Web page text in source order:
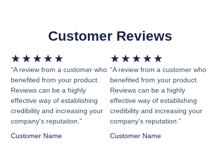
Customer Reviews
★ ★ ★ ★ ★
con
5
de
5
“A review from a customer who
benefited from your product.
Reviews can be a highly
effective way of establishing
credibility and increasing your
company's reputation.”
Customer Name
★ ★ ★ ★ ★
con
5
de
5
“A review from a customer who
benefited from your product.
Reviews can be a highly
effective way of establishing
credibility and increasing your
company's reputation.”
Customer Name